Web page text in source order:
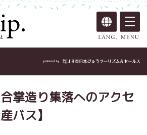
掌造り集落へのアクセ
バス】